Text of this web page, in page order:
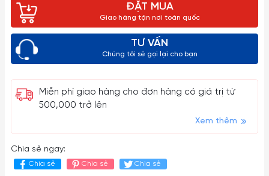
ĐẶT MUA
Giao hàng tận nơi toàn quốc
TƯ VẤN
Chúng tôi sẽ gọi lại cho bạn
Miễn phí giao hàng cho đơn hàng có giá trị từ
500,000 trở lên
Xem thêm
Chia sẻ ngay:
Chia sẻ Chia sẻ Chia sẻ